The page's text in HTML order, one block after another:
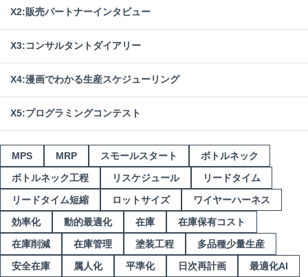
X2:販売パートナーインタビュー
X3:コンサルタントダイアリー
X4:漫画でわかる生産スケジューリング
X5:プログラミングコンテスト
MPS MRP スモールスタート
ボトルネック
ボトルネック工程
リスケジュール
リードタイム
リードタイム短縮
ロットサイズ
ワイヤーハーネス
効率化
動的最適化 在庫
在庫保有コスト
在庫削減
在庫管理 塗装工程
多品種少量生産
安全在庫
属人化 平準化 日次再計画
最適化AI